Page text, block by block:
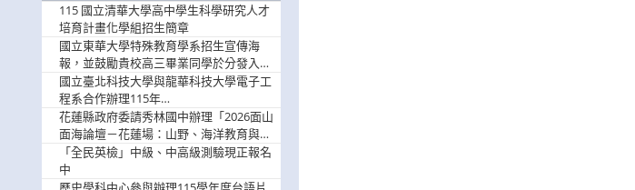
115 國立清華大學高中學生科學研究人才
培育計畫化學組招生簡章
國立東華大學特殊教育學系招生宣傳海
報，並鼓勵貴校高三畢業同學於分發入學
階段踴躍選填。
國立臺北科技大學與龍華科技大學電子工
程系合作辦理115年
「115.08.10~08.12「AI賦能應用於智慧半
導體研習營」，歡迎學生踴躍報名參加
花蓮縣政府委請秀林國中辦理「2026面山
面海論壇－花蓮場：山野、海洋教育與戶
外安全實務課程」，歡迎踴躍報名參加
「全民英檢」中級、中高級測驗現正報名
中